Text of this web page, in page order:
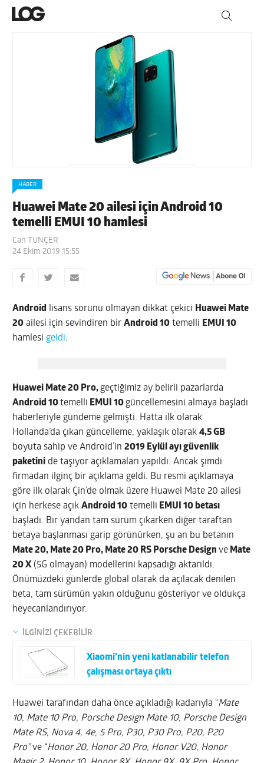
HABER
Huawei Mate 20 ailesi için Android 10
temelli EMUI 10 hamlesi
Can TUNÇER
24 Ekim 2019 15:55
Android lisans sorunu olmayan dikkat çekici Huawei Mate
20 ailesi için sevindiren birAndroid 10 temelli EMUI 10
hamlesi geldi.
Huawei Mate 20 Pro, geçtiğimiz ay belirli pazarlarda
Android 10temelli EMUI 10 güncellemesini almaya başladı
haberleriyle gündeme gelmişti. Hatta ilk olarak
Hollanda’da çıkan güncelleme, yaklaşık olarak4,5 GB
boyuta sahip ve Android’in2019 Eylül ayı güvenlik
paketini de taşıyor açıklamaları yapıldı. Ancak şimdi
firmadan ilginç bir açıklama geldi. Bu resmi açıklamaya
göre ilk olarak Çin’de olmak üzere Huawei Mate 20 ailesi
için herkese açıkAndroid 10 temelli EMUI 10 betası
başladı. Bir yandan tam sürüm çıkarken diğer taraftan
betaya başlanması garip görünürken, şu an bu betanın
Mate 20, Mate 20 Pro, Mate 20 RS Porsche Designve Mate
20 X (5G olmayan) modellerini kapsadığı aktarıldı.
Önümüzdeki günlerde global olarak da açılacak denilen
beta, tam sürümün yakın olduğunu gösteriyor ve oldukça
heyecanlandırıyor.
İLGİNİZİ ÇEKEBİLİR
Xiaomi’nin yeni katlanabilir telefon
çalışması ortaya çıktı
Huawei tarafından daha önce açıkladığı kadarıyla “Mate
10, Mate 10 Pro, Porsche Design Mate 10, Porsche Design
Mate RS, Nova 4, 4e, 5 Pro, P30, P30 Pro, P20, P20
Pro”ve “Honor 20, Honor 20 Pro, Honor V20, Honor